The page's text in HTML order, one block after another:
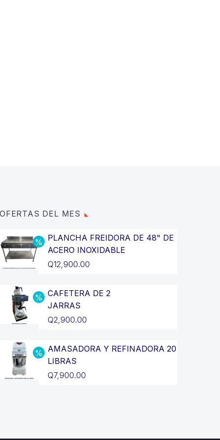
OFERTAS DEL MES
PLANCHA FREIDORA DE 48" DE
ACERO INOXIDABLE
El
original
era:
Q14,400.00.
Q12,900.00
precio
actual
es:
CAFETERA DE 2
JARRAS
El
original
era:
Q3,200.00.
Q2,900.00
precio
actual
es:
AMASADORA Y REFINADORA 20
LIBRAS
El
Q7,900.00